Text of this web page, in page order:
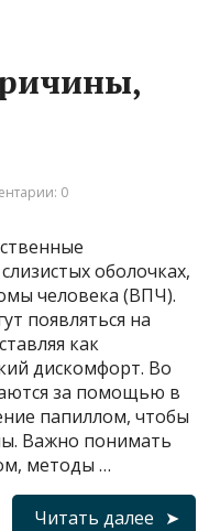
0
оболочках,
человека (ВПЧ).
появляться на
как
дискомфорт. Во
за помощью в
папиллом, чтобы
Важно понимать
методы …
Читать далее